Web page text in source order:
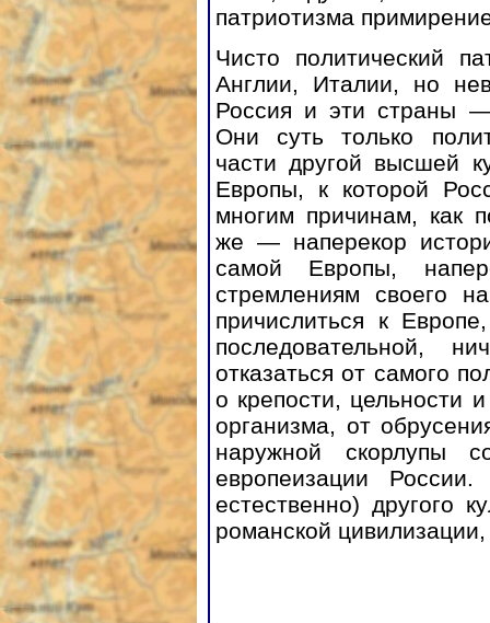
патриотизма
Чисто политический
Англии, Италии, но
Россия и эти страны —
Они суть только
части другой высшей
Европы, к которой
многим причинам, как
же — наперекор
самой Европы,
стремлениям своего
причислиться к
последовательной,
отказаться от самого
о крепости, цельности
организма, от
наружной скорлупы
европеизации
естественно) другого
романской